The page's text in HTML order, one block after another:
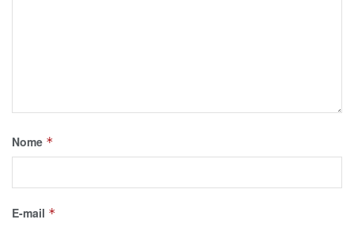
Nome *
E-mail *